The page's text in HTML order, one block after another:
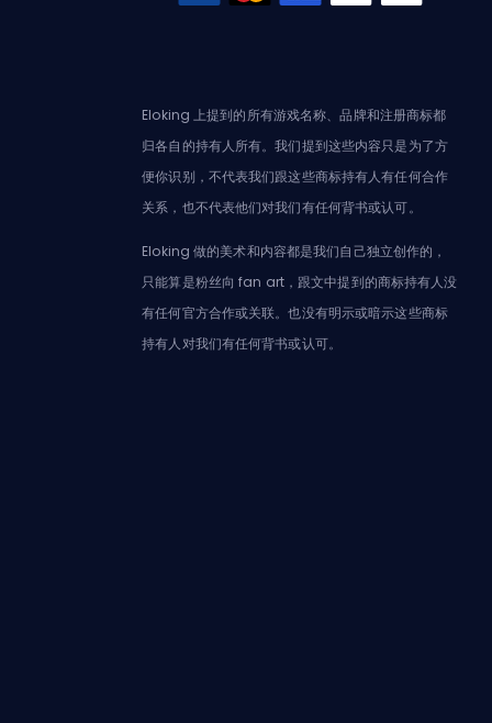
Eloking 上提到的所有游戏名称、品牌和注册商标都
归各自的持有人所有。我们提到这些内容只是为了方
便你识别，不代表我们跟这些商标持有人有任何合作
关系，也不代表他们对我们有任何背书或认可。
Eloking 做的美术和内容都是我们自己独立创作的，
只能算是粉丝向 fan art，跟文中提到的商标持有人没
有任何官方合作或关联。也没有明示或暗示这些商标
持有人对我们有任何背书或认可。